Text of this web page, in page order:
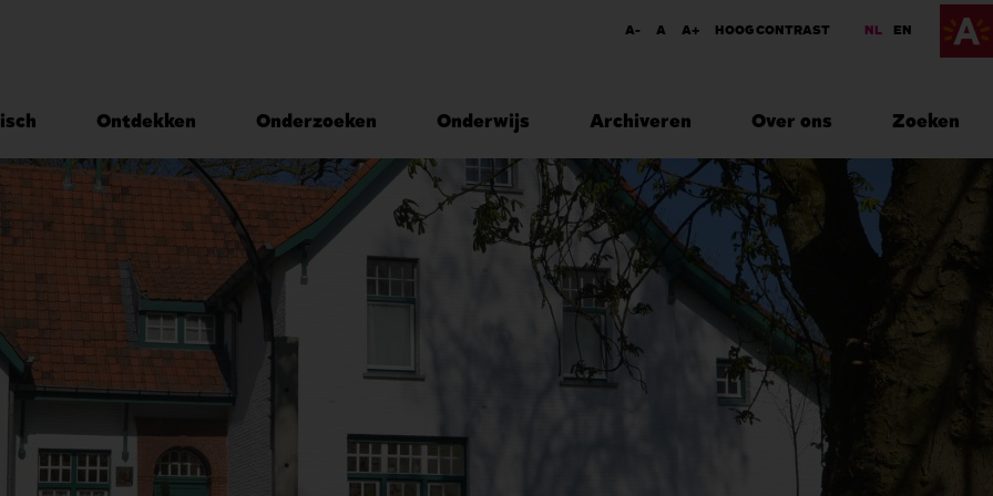
A- A A+ HOOG CONTRAST NL EN
Ontdekken Onderzoeken Onderwijs Archiveren Over ons Zoeken